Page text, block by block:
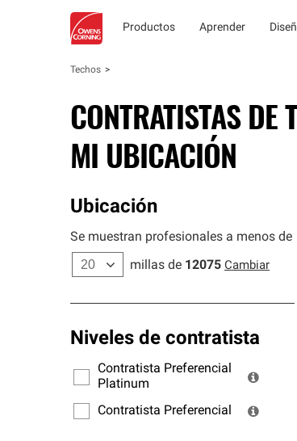
Productos Aprender
Techos
CONTRATISTAS DE
MI UBICACIÓN
Ubicación
Se muestran profesionales a menos de
millas de 12075 Cambiar
Niveles de contratista
Contratista Preferencial
Platinum
Contratista Preferencial